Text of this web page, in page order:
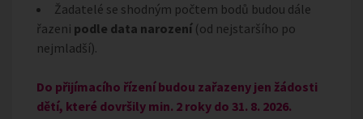
Žadatelé se shodným počtem bodů budou dále
řazeni podle data narození(od nejstaršího po
nejmladší).
Do přijímacího řízení budou zařazeny jen žádosti
dětí, které dovršily min. 2 roky do 31. 8. 2026.